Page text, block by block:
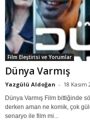
Film Eleştirisi ve Yorumlar
Dünya Varmış
Yazgülü Aldoğan - 18 Kasım
Dünya Varmış Film bittiğinde
derken aman ne komik, çok
senaryo ile film mi...